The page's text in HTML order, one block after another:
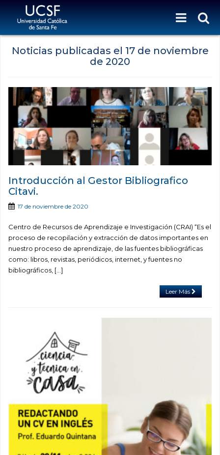
Noticias publicadas el 17 de noviembre
de 2020
Introducción al Gestor Bibliografico
Citavi.
17 de noviembre de 2020
Centro de Recursos de Aprendizaje e Investigación (CRAI) “Es el
proceso de recopilación y extracción de datos importantes en
nuestro proceso de aprendizaje, de las fuentes bibliográficas
como: libros, revistas, periódicos, internet, y fuentes no
bibliográficos, […]
Leer Más